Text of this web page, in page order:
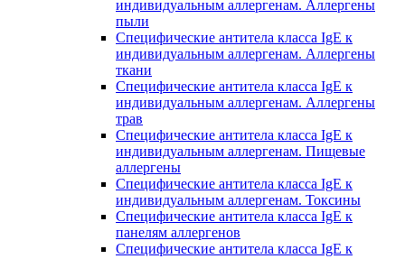
индивидуальным аллергенам. Аллергены
пыли
Специфические антитела класса IgE к
индивидуальным аллергенам. Аллергены
ткани
Специфические антитела класса IgE к
индивидуальным аллергенам. Аллергены
трав
Специфические антитела класса IgE к
индивидуальным аллергенам. Пищевые
аллергены
Специфические антитела класса IgE к
индивидуальным аллергенам. Токсины
Специфические антитела класса IgE к
панелям аллергенов
Специфические антитела класса IgE к